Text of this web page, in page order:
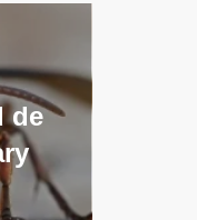
de